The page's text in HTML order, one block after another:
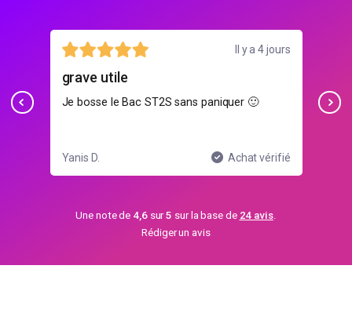
Il y a 4 jours
grave utile
Je bosse le Bac ST2S sans paniquer 🙂
Yanis D. Achat vérifié
on
Une note de 4,6sur5 sur la base de 24 avis.
Rédiger un avis